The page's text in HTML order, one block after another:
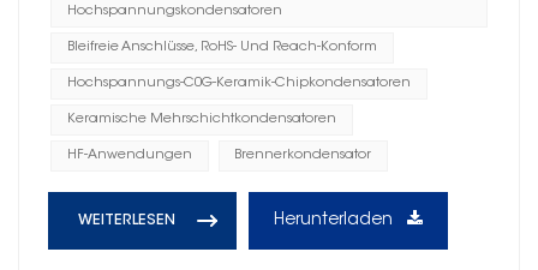
Hochspannungskondensatoren
Bleifreie Anschlüsse, RoHS- Und Reach-Konform
Hochspannungs-C0G-Keramik-Chipkondensatoren
Keramische Mehrschichtkondensatoren
HF-Anwendungen Brennerkondensator
WEITERLESEN Herunterladen